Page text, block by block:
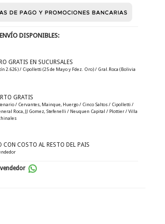
DISPONIBLES:
GRATIS EN SUCURSALES
2.626) / Cipolletti (25 de Mayo y Fdez. Oro) / Gral.Roca (Bolivia
GRATIS
/ Cervantes, Mainque, Huergo / Cinco Saltos / Cipolletti /
Roca, JJ Gomez, Stefenelli / Neuquen Capital / Plottier / Villa
CON COSTO AL RESTO DEL PAIS